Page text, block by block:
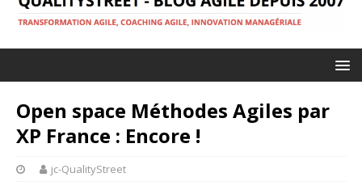
Open space Méthodes Agiles par
XP France : Encore !
jc-QualityStreet